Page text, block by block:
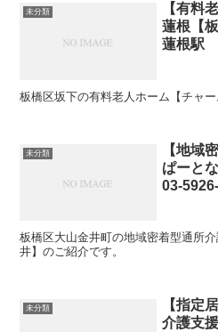
未分類
【有料
蓮根【
蓮根駅
板橋区坂下の有料老人ホーム【チャ
未分類
【地域
ぱーと
03-
板橋区大山金井町の地域密着型通所
井】のご紹介です。
未分類
【指定
介護支